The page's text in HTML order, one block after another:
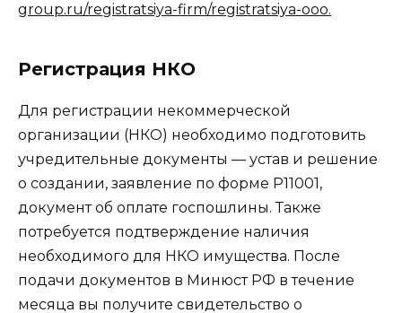
group.ru/registratsiya-firm/registratsiya-ooo.
Регистрация НКО
Для регистрации некоммерческой
организации (НКО) необходимо подготовить
учредительные документы — устав и решение
о создании, заявление по форме Р11001,
документ об оплате госпошлины. Также
потребуется подтверждение наличия
необходимого для НКО имущества. После
подачи документов в Минюст РФ в течение
месяца вы получите свидетельство о